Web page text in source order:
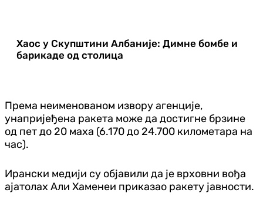
Хаос у Скупштини Албаније: Димне бомбе и
барикаде од столица
Према неименованом извору агенције,
унапријеђена ракета може да достигне брзине
од пет до 20 маха (6.170 до 24.700 километара на
час).
Ирански медији су објавили да је врховни вођа
ајатолах Али Хаменеи приказао ракету јавности.